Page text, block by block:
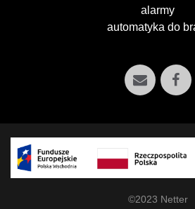
alarmy
automatyka do
©2023 Netter